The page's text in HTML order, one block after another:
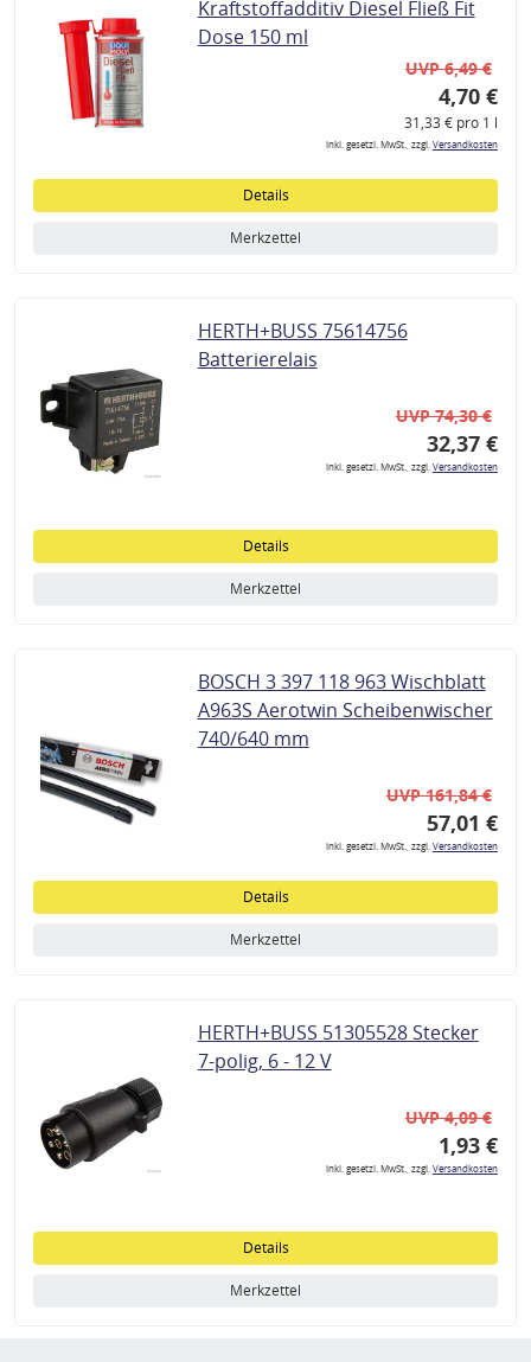
Kraftstoffadditiv Diesel Fließ Fit
Dose 150 ml
UVP 6,49 €
4,70 €
31,33 € pro 1 l
inkl. gesetzl. MwSt., zzgl.Versandkosten
Details
Merkzettel
HERTH+BUSS 75614756
Batterierelais
UVP 74,30 €
32,37 €
inkl. gesetzl. MwSt., zzgl.Versandkosten
Details
Merkzettel
BOSCH 3 397 118 963 Wischblatt
A963S Aerotwin Scheibenwischer
740/640 mm
UVP 161,84 €
57,01 €
inkl. gesetzl. MwSt., zzgl.Versandkosten
Details
Merkzettel
HERTH+BUSS 51305528 Stecker
7-polig, 6 - 12 V
UVP 4,09 €
1,93 €
inkl. gesetzl. MwSt., zzgl.Versandkosten
Details
Merkzettel